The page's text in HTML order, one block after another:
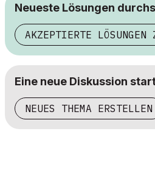
Neueste Lösungen
AKZEPTIERTE LÖSUNGEN
Eine neue Diskussion
NEUES THEMA ERSTELLEN